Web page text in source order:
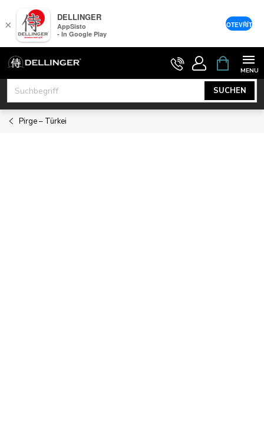
Zum
Inhalt
springen
SUCHEN
Pirge – Türkei
×
DELLINGER
AppSisto
- In Google Play
OTEVŘÍT